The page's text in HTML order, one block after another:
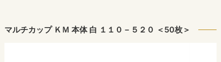
マルチカップ ＫＭ 本体 白 １１０－５２０ ＜50枚＞